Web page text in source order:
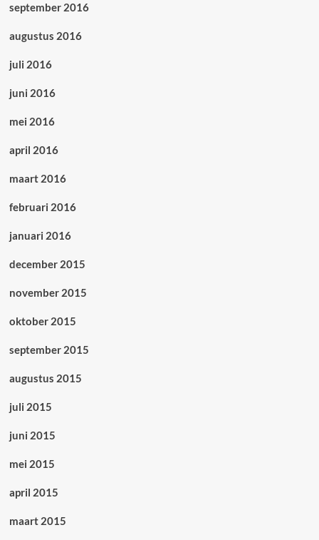
september 2016
augustus 2016
juli 2016
juni 2016
mei 2016
april 2016
maart 2016
februari 2016
januari 2016
december 2015
november 2015
oktober 2015
september 2015
augustus 2015
juli 2015
juni 2015
mei 2015
april 2015
maart 2015